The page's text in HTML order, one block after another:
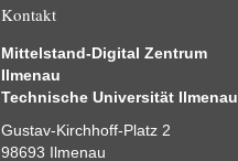
Kontakt
Mittelstand-Digital Zentrum
Ilmenau
Technische Universität Ilmenau
Gustav-Kirchhoff-Platz 2
98693 Ilmenau